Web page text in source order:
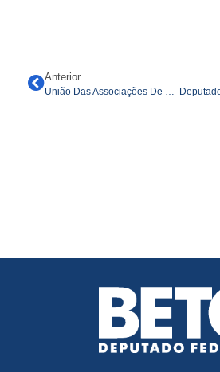
Anterior
União Das Associações De Moradores Avança Com Emenda De Beto Pereira Para Ampliação Da Sede E No Fortalecimento De Ações Comunitárias